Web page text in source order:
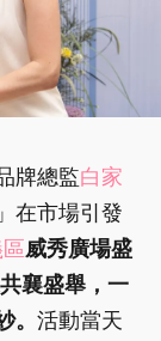
牌總監白家
」在市場引發
威秀廣場盛
襄盛舉，一
。 活動當天